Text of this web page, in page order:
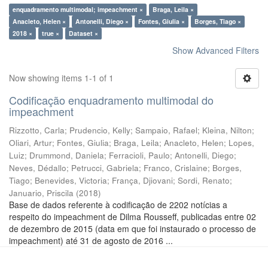
enquadramento multimodal; impeachment ×
Braga, Leila ×
Anacleto, Helen ×
Antonelli, Diego × Fontes, Giulia ×
Borges, Tiago ×
2018 ×
true × Dataset ×
Show Advanced Filters
Now showing items 1-1 of 1
Codificação enquadramento multimodal do
impeachment
Rizzotto, Carla; Prudencio, Kelly; Sampaio, Rafael; Kleina, Nilton;
Oliari, Artur; Fontes, Giulia; Braga, Leila; Anacleto, Helen; Lopes,
Luiz; Drummond, Daniela; Ferracioli, Paulo; Antonelli, Diego;
Neves, Dédallo; Petrucci, Gabriela; Franco, Crislaine; Borges,
Tiago; Benevides, Victoria; França, Djiovani; Sordi, Renato;
Januario, Priscila (2018)
Base de dados referente à codificação de 2202 notícias a
respeito do impeachment de Dilma Rousseff, publicadas entre 02
de dezembro de 2015 (data em que foi instaurado o processo de
impeachment) até 31 de agosto de 2016 ...